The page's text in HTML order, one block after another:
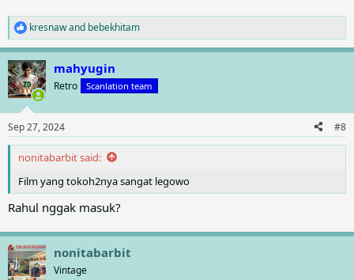
R
e
a
c
t
i
s
:
kresnawand bebekhitam
mahyugin
Retro Scanlation team
Sep 27, 2024 #8
nonitabarbit said:
Film yang tokoh2nya sangat legowo
Rahul nggak masuk?
nonitabarbit
Vintage